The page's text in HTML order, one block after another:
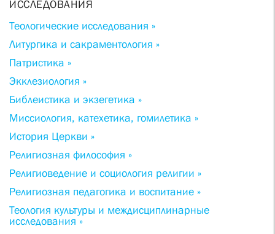
ИССЛЕДОВАНИЯ
Теологические исследования »
Литургика и сакраментология »
Патристика »
Экклезиология »
Библеистика и экзегетика »
Миссиология, катехетика, гомилетика »
История Церкви »
Религиозная философия »
Религиоведение и социология религии »
Религиозная педагогика и воспитание »
Теология культуры и междисциплинарные
исследования »